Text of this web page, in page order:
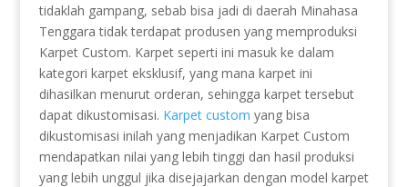
tidaklah gampang, sebab bisa jadi di daerah Minahasa
Tenggara tidak terdapat produsen yang memproduksi
Karpet Custom. Karpet seperti ini masuk ke dalam
kategori karpet eksklusif, yang mana karpet ini
dihasilkan menurut orderan, sehingga karpet tersebut
dapat dikustomisasi. Karpet custom yang bisa
dikustomisasi inilah yang menjadikan Karpet Custom
mendapatkan nilai yang lebih tinggi dan hasil produksi
yang lebih unggul jika disejajarkan dengan model karpet